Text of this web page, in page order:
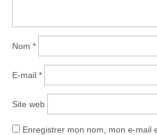
Nom *
E-mail *
Site web
Enregistrer mon nom, mon e-mail